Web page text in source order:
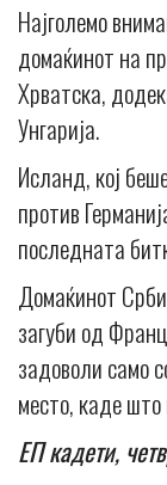
Најголемо
домаќинот на
Хрватска,
Унгарија.
Исланд, кој
против
последната
Домаќинот
загуби од
задоволи само
место, каде
ЕП кадети,